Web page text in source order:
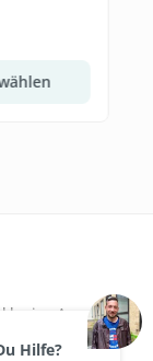
Angebote
Hilfe?